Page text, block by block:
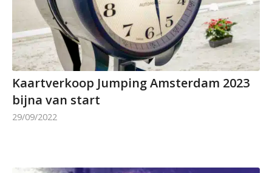
Kaartverkoop Jumping Amsterdam 2023
bijna van start
29/09/2022